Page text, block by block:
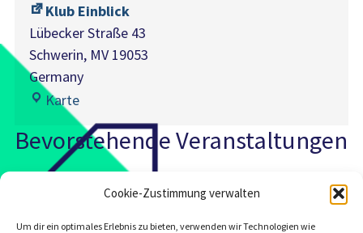
Cookie-Zustimmung verwalten
Um dir ein optimales Erlebnis zu bieten, verwenden wir Technologien wie
Klub Einblick
Lübecker Straße 43
Schwerin, MV 19053
Germany
KarteKlub
Einblick
Bevorstehende Veranstaltungen
Derzeit sind keine Veranstaltungen an diesem